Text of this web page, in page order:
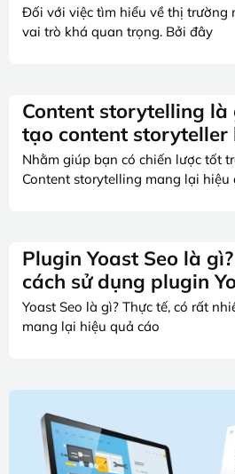
Đối với việc tìm hiểu về thị trường
vai trò khá quan trọng. Bởi đây
Content storytelling là
tạo content storyteller
Nhằm giúp bạn có chiến lược tốt
Content storytelling mang lại hiệu
Plugin Yoast Seo là
cách sử dụng plugin
Yoast Seo là gì? Thực tế, có rất
mang lại hiệu quả cáo